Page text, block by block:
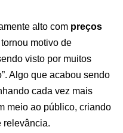
alto com preços
motivo de
visto por muitos
Algo que acabou sendo
cada vez mais
meio ao público, criando
relevância.